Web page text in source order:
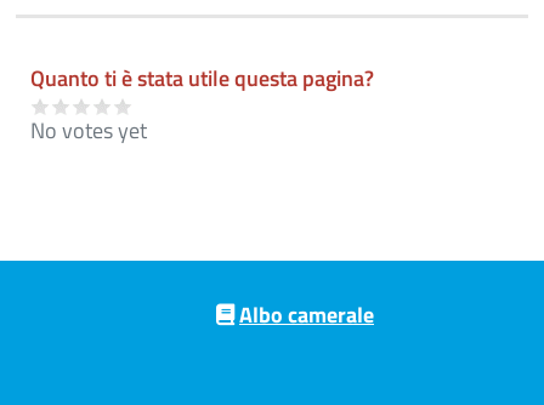
Quanto ti è stata utile questa pagina?
No votes yet
Pre footer navigation
Albo camerale